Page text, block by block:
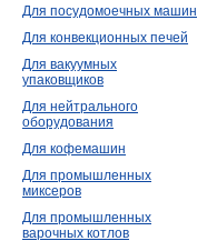
Для посудомоечных машин
Для конвекционных печей
Для вакуумных
упаковщиков
Для нейтрального
оборудования
Для кофемашин
Для промышленных
миксеров
Для промышленных
варочных котлов